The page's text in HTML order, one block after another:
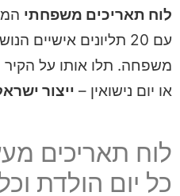
לוח תאריכים משפחתי
עם 20 תליונים
משפחה. תלו אותו על
או יום נישואין – ייצור
לוח תאריכים
כל יום הולדת